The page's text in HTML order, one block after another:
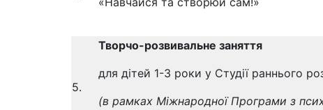
5.
Творчо-розвивальне заняття
для дітей 1-3 роки у Студії раннього
(в рамках Міжнародної Програми з